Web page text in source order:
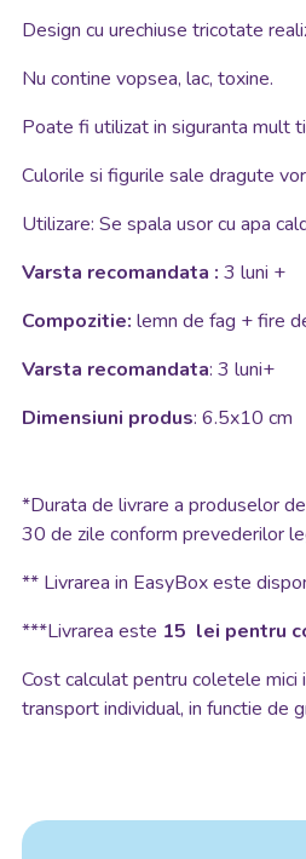
Design cu urechiuse tricotate
Nu contine vopsea, lac, toxine.
Poate fi utilizat in siguranta mult
Culorile si figurile sale dragute
Utilizare: Se spala usor cu apa
Varsta recomandata : 3 luni +
Compozitie: lemn de fag + fire
Varsta recomandata: 3 luni+
Dimensiuni produs: 6.5x10 cm
*Durata de livrare a produselor
30 de zile conform prevederilor
** Livrarea in EasyBox este
***Livrarea este 15 lei pentru
Cost calculat pentru coletele mici
transport individual, in functie de